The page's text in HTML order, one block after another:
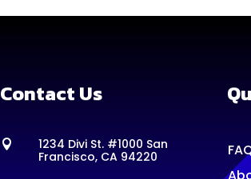
Contact Us

1234 Divi St. #1000 San
Francisco, CA 94220